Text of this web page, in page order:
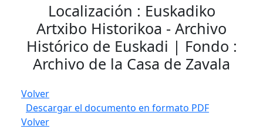
Localización : Euskadiko
Artxibo Historikoa - Archivo
Histórico de Euskadi | Fondo :
Archivo de la Casa de Zavala
Volver
Descargar el documento en formato PDF
Volver